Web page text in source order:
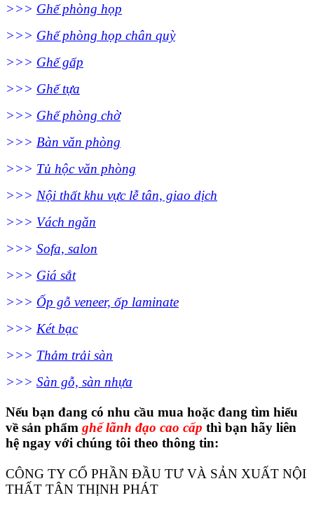
>>> Ghế phòng họp
>>> Ghế phòng họp chân quỳ
>>> Ghế gấp
>>> Ghế tựa
>>> Ghế phòng chờ
>>> Bàn văn phòng
>>> Tủ hộc văn phòng
>>> Nội thất khu vực lễ tân, giao dịch
>>> Vách ngăn
>>> Sofa, salon
>>> Giá sắt
>>> Ốp gỗ veneer, ốp laminate
>>> Két bạc
>>> Thảm trải sàn
>>> Sàn gỗ, sàn nhựa
Nếu bạn đang có nhu cầu mua hoặc đang tìm hiểu
về sản phẩm ghế lãnh đạo cao cấp thì bạn hãy liên
hệ ngay với chúng tôi theo thông tin:
CÔNG TY CỔ PHẦN ĐẦU TƯ VÀ SẢN XUẤT NỘI
THẤT TÂN THỊNH PHÁT